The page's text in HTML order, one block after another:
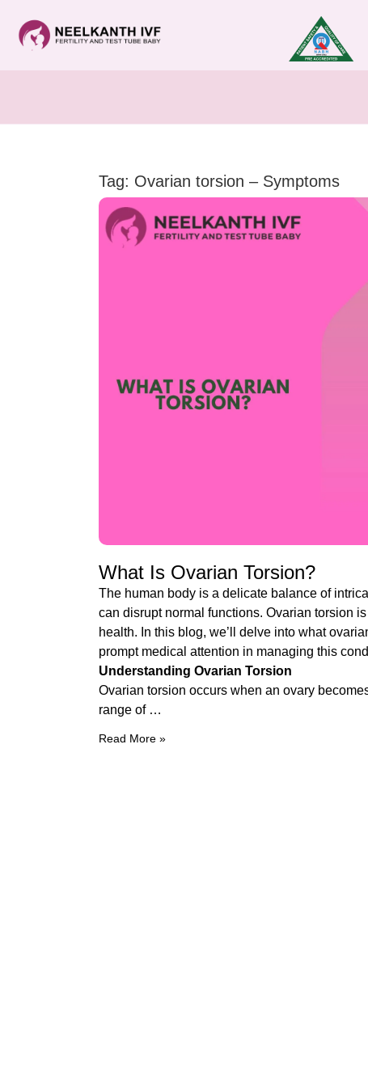
Tag: Ovarian torsion – Symptoms
What Is Ovarian Torsion?
The human body is a delicate balance of
can disrupt normal functions. Ovarian torsion
health. In this blog, we’ll delve into what
prompt medical attention in managing this
Understanding Ovarian Torsion
Ovarian torsion occurs when an ovary
range of …
Read More »